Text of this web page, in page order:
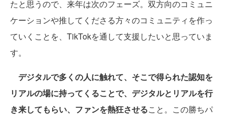
たと思うので、来年は次のフェーズ。双方向のコミュニ
ケーションや推してくださる方々のコミュニティを作っ
ていくことを、TikTokを通して支援したいと思っていま
す。
デジタルで多くの人に触れて、そこで得られた認知を
リアルの場に持ってくることで、デジタルとリアルを行
き来してもらい、ファンを熱狂させること。この勝ちパ